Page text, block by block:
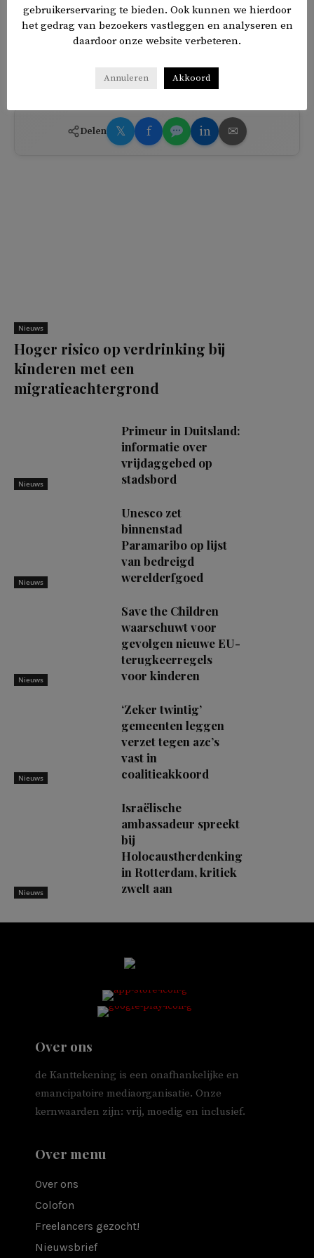
internationale vredesmacht, bestaande uit islamitische
landen en de Verenigde Staten. Israël verzet zich echter
tegen de deelname van onder meer Turkije.
Palestina
Delen 𝕏 f in ✉
Nieuws
Hoger risico op verdrinking bij
kinderen met een
migratieachtergrond
Nieuws
Primeur in Duitsland:
informatie over
vrijdaggebed op
stadsbord
Nieuws
Unesco zet
binnenstad
Paramaribo op lijst
van bedreigd
werelderfgoed
Nieuws
Save the Children
waarschuwt voor
gevolgen nieuwe EU-
terugkeerregels
voor kinderen
Nieuws
‘Zeker twintig’
gemeenten leggen
verzet tegen azc’s
vast in
coalitieakkoord
Nieuws
Israëlische
ambassadeur spreekt
bij
Holocaustherdenking
in Rotterdam, kritiek
zwelt aan
Over ons
de Kanttekening is een onafhankelijke en
emancipatoire mediaorganisatie. Onze
kernwaarden zijn: vrij, moedig en inclusief.
Over menu
Over ons
Colofon
Freelancers gezocht!
Nieuwsbrief
gebruikerservaring te bieden. Ook kunnen we hierdoor
het gedrag van bezoekers vastleggen en analyseren en
daardoor onze website verbeteren.
Annuleren Akkoord